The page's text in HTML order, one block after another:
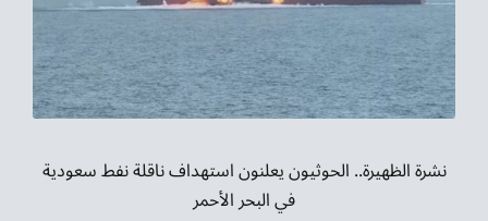
نشرة الظهيرة.. الحوثيون يعلنون استهداف ناقلة نفط سعودية
في البحر الأحمر